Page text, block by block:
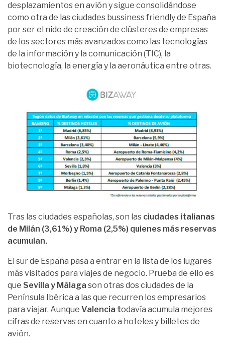
desplazamientos en avión y sigue consolidándose
como otra de las ciudades bussiness friendly de España
por ser el nido de creación de clústeres de empresas
de los sectores más avanzados como las tecnologías
de la información y la comunicación (TIC), la
biotecnología, la energía y la aeronáutica entre otras.
Tras las ciudades españolas, son las ciudades italianas
de Milán (3,61%) y Roma (2,5%) quienes más reservas
acumulan.
El sur de España pasa a entrar en la lista de los lugares
más visitados para viajes de negocio. Prueba de ello es
que Sevilla y Málaga son otras dos ciudades de la
Península Ibérica a las que recurren los empresarios
para viajar. Aunque Valencia todavía acumula mejores
cifras de reservas en cuanto a hoteles y billetes de
avión.